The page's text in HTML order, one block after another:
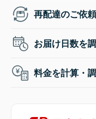
再配達のご依
お届け日数を
料金を計算・